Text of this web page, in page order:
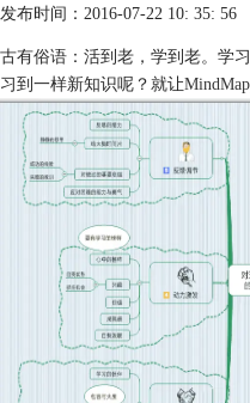
发布时间：2016-07-22 10: 35: 56
古有俗语：活到老，学到老。学
习到一样新知识呢？就让